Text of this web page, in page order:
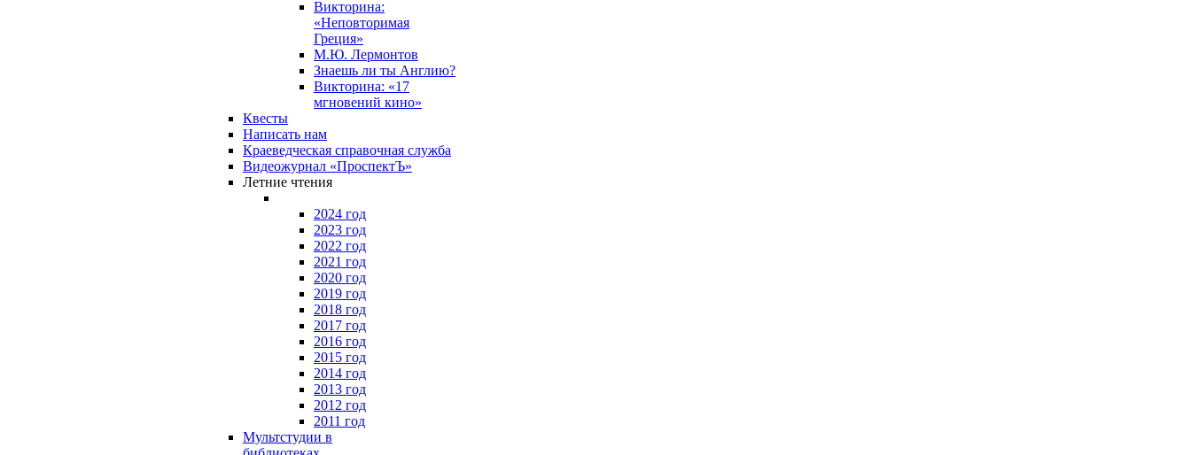
Викторина:
«Неповторимая
Греция»
М.Ю. Лермонтов
Знаешь ли ты Англию?
Викторина: «17
мгновений кино»
Квесты
Написать нам
Краеведческая справочная служба
Видеожурнал «ПроспектЪ»
Летние чтения
2024 год
2023 год
2022 год
2021 год
2020 год
2019 год
2018 год
2017 год
2016 год
2015 год
2014 год
2013 год
2012 год
2011 год
Мультстудии в